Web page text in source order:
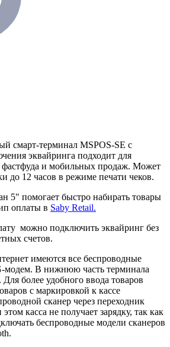
смарт-терминал MSPOS-SE с
эквайринга подходит для
фастфуда и мобильных продаж. Может
до 12 часов в режиме печати чеков.
5" помогает быстро набирать товары
оплаты в Saby Retail.
можно подключить эквайринг без
счетов.
имеются все беспроводные
модем. В нижнюю часть терминала
более удобного ввода товаров
с маркировкой к кассе
сканер через переходник
касса не получает зарядку, так как
беспроводные модели сканеров